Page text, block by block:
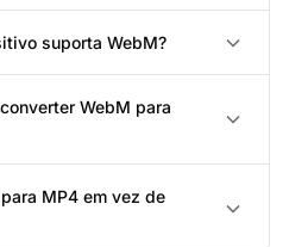
suporta WebM?
WebM para
MP4 em vez de